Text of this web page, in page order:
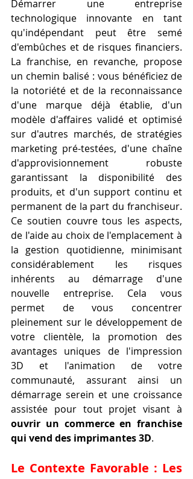
Démarrer une entreprise
technologique innovante en tant
qu'indépendant peut être semé
d'embûches et de risques financiers.
La franchise, en revanche, propose
un chemin balisé : vous bénéficiez de
la notoriété et de la reconnaissance
d'une marque déjà établie, d'un
modèle d'affaires validé et optimisé
sur d'autres marchés, de stratégies
marketing pré-testées, d'une chaîne
d'approvisionnement robuste
garantissant la disponibilité des
produits, et d'un support continu et
permanent de la part du franchiseur.
Ce soutien couvre tous les aspects,
de l'aide au choix de l'emplacement à
la gestion quotidienne, minimisant
considérablement les risques
inhérents au démarrage d'une
nouvelle entreprise. Cela vous
permet de vous concentrer
pleinement sur le développement de
votre clientèle, la promotion des
avantages uniques de l'impression
3D et l'animation de votre
communauté, assurant ainsi un
démarrage serein et une croissance
ouvrir un commerce en franchise
qui vend des imprimantes 3D.
Le Contexte Favorable : Les